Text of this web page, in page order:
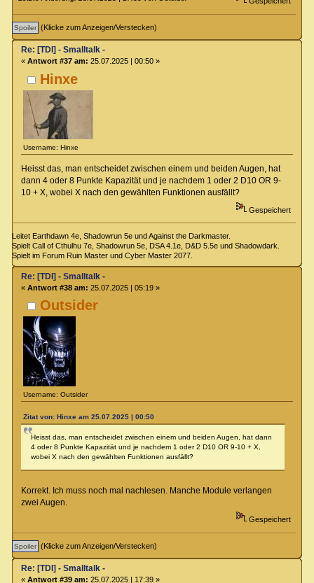
(Klicke zum Anzeigen/Verstecken)
Hinxe
Username: Hinxe
Re: [TDI] - Smalltalk -
« Antwort #37 am: 25.07.2025 | 00:50 »
Heisst das, man entscheidet zwischen einem und beiden Augen, hat
dann 4 oder 8 Punkte Kapazität und je nachdem 1 oder 2 D10 OR 9-
10 + X, wobei X nach den gewählten Funktionen ausfällt?
Gespeichert
Leitet Earthdawn 4e, Shadowrun 5e und Against the Darkmaster.
Spielt Call of Cthulhu 7e, Shadowrun 5e, DSA 4.1e, D&D 5.5e und Shadowdark.
Spielt im Forum Ruin Master und Cyber Master 2077.
Outsider
Username: Outsider
Re: [TDI] - Smalltalk -
« Antwort #38 am: 25.07.2025 | 05:19 »
Zitat von: Hinxe am 25.07.2025 | 00:50
Heisst das, man entscheidet zwischen einem und beiden Augen, hat dann
4 oder 8 Punkte Kapazität und je nachdem 1 oder 2 D10 OR 9-10 + X,
wobei X nach den gewählten Funktionen ausfällt?
Korrekt. Ich muss noch mal nachlesen. Manche Module verlangen
zwei Augen.
Gespeichert
(Klicke zum Anzeigen/Verstecken)
Re: [TDI] - Smalltalk -
« Antwort #39 am: 25.07.2025 | 17:39 »